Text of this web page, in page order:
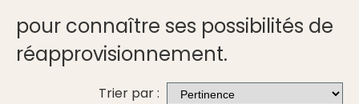
pour connaître ses possibilités de
réapprovisionnement.
Trier par :